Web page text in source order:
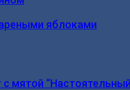
яблоками
мятой